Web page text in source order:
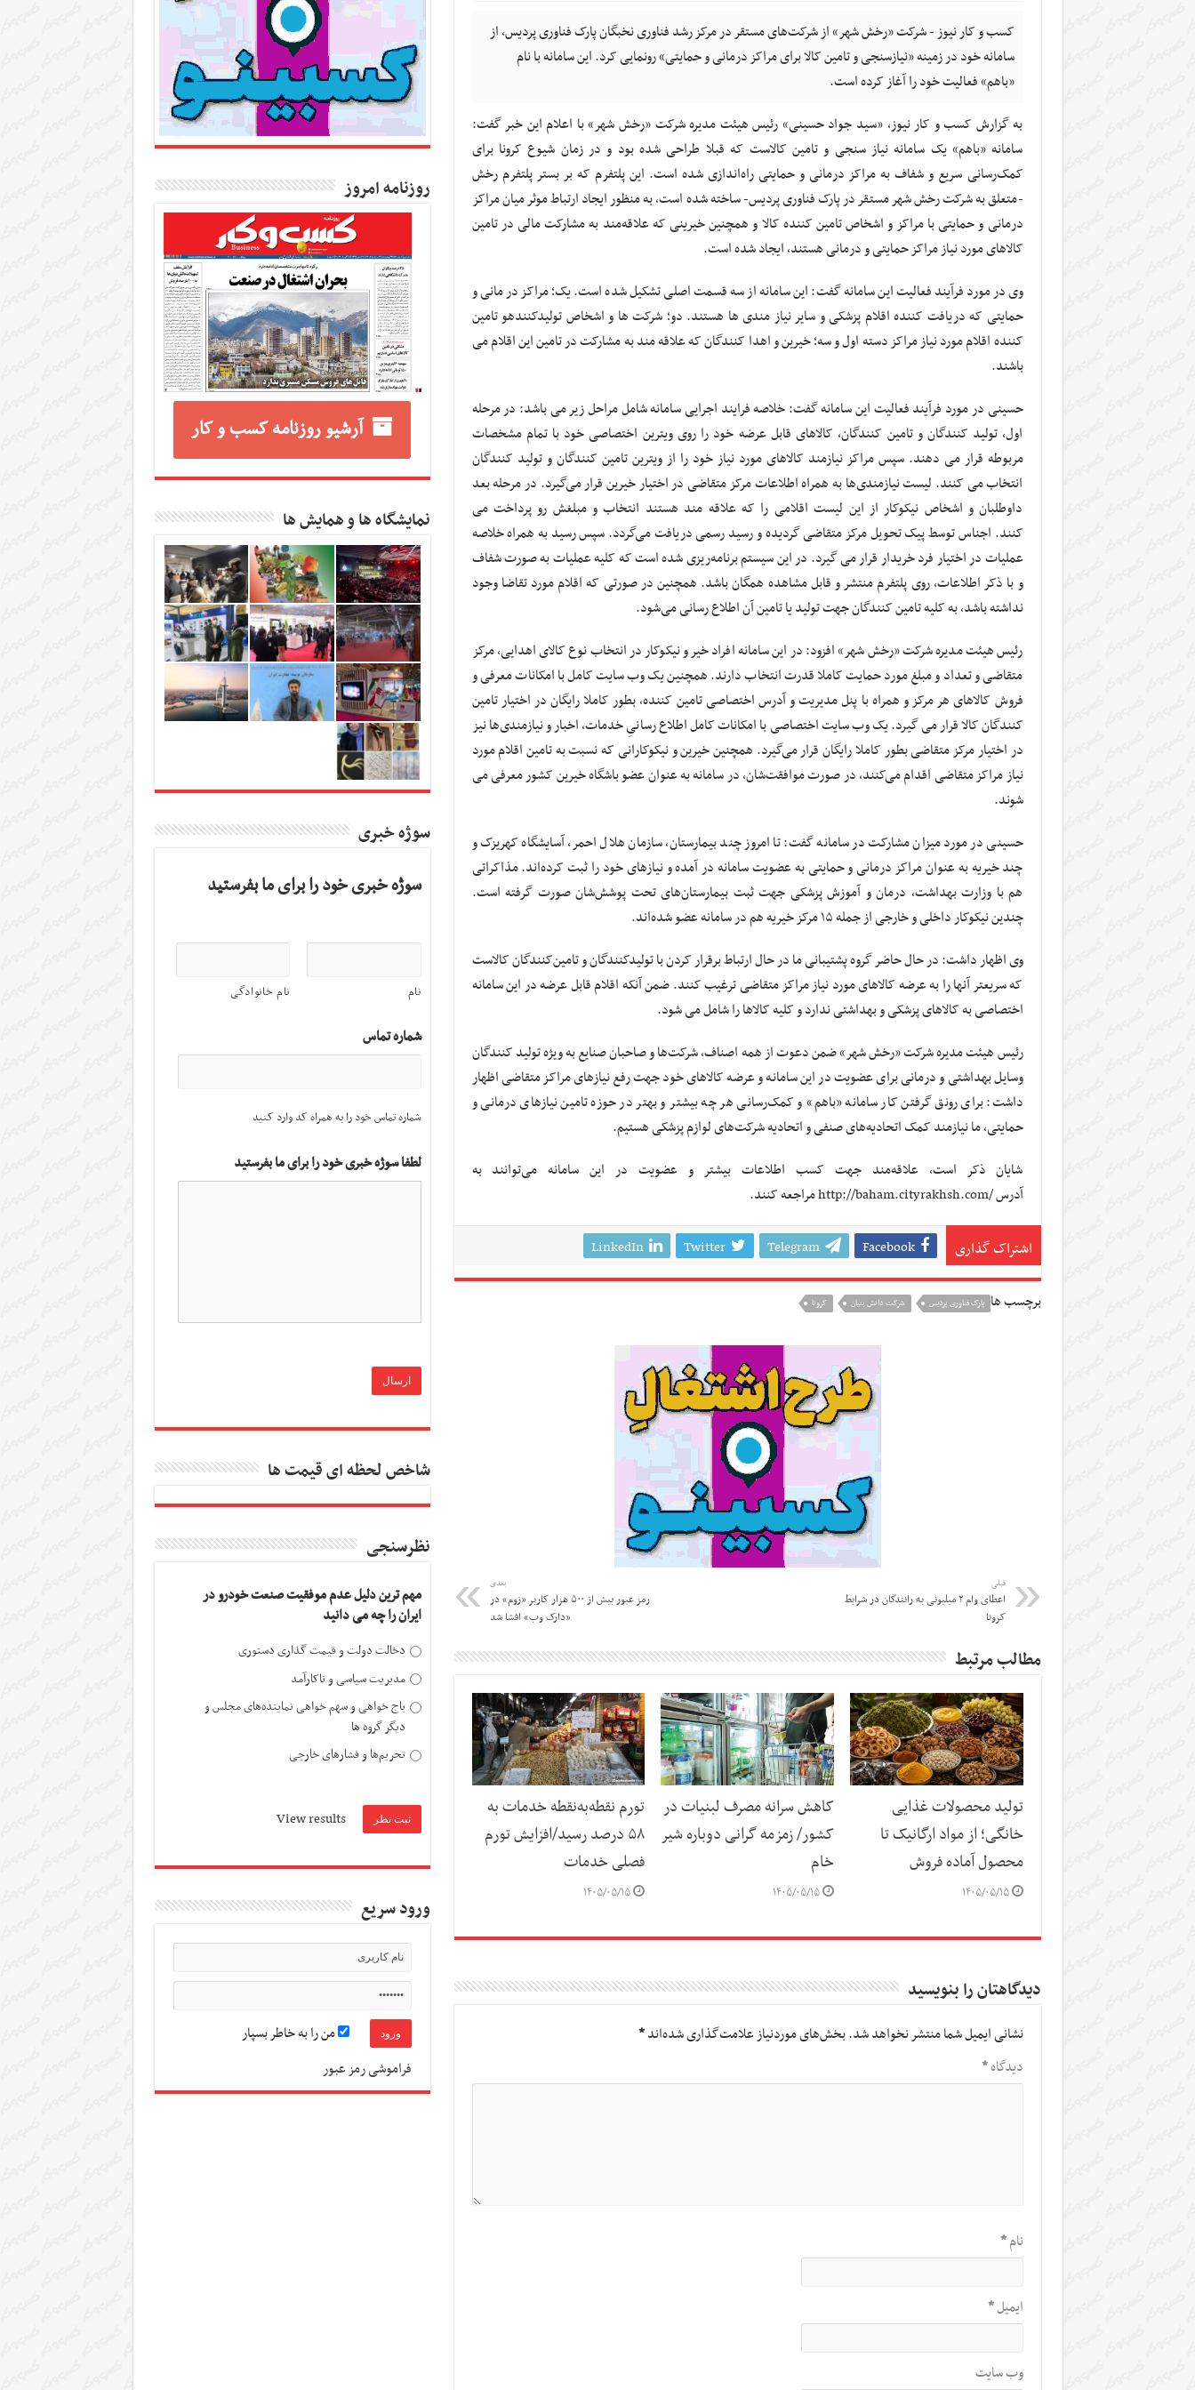
کسب و کار نیوز - شرکت «رخش شهر» از شرکت‌های مستقر در مرکز رشد فناوری نخبگان پارک فناوری پردیس، از
سامانه خود در زمینه «نیازسنجی و تامین کالا برای مراکز درمانی و حمایتی» رونمایی کرد. این سامانه با نام
«باهم» فعالیت خود را آغاز کرده است.
به گزارش کسب و کار نیوز، «سید جواد حسینی» رئیس هیئت مدیره شرکت «رخش شهر» با اعلام این خبر گفت:
سامانه «باهم» یک سامانه نیاز سنجی و تامین کالاست که قبلا طراحی شده بود و در زمان شیوع کرونا برای
کمک‌رسانی سریع و شفافبه مراکز درمانی و حمایتی راه‌اندازی شده است. این پلتفرم که بر بستر پلتفرم رخش
-متعلق به شرکت رخش شهر مستقر در پارک فناوری پردیس- ساخته شده است، به منظور ایجاد ارتباط موثر میان مراکز
درمانی و حمایتی با مراکز و اشخاص تامین کننده کالا و همچنین خیرینی که علاقه‌مند به مشارکت مالی در تامین
کالاهای مورد نیاز مراکز حمایتی و درمانی هستند، ایجاد شده است.
وی در مورد فرآیند فعالیت این سامانه گفت: این سامانه از سه قسمت اصلی تشکیل شده است. یک؛ مراکز در مانی و
حمایتی که دریافت کننده اقلام پزشکی و سایر نیاز مندی ها هستند. دو؛‌ شرکت ها و اشخاص تولیدکنندهو تامین
کنندهاقلام مورد نیاز مراکز دسته اول و سه؛ خیرین و اهدا کنندگان که علاقه مند به مشارکت در تامین این اقلام می
باشند.
حسینی در مورد فرآیند فعالیت این سامانه گفت: خلاصه فرایند اجرایی سامانه شامل مراحل زیر می باشد: در مرحله
اول، تولید کنندگان و تامین کنندگان، کالاهای قابل عرضه خود را روی ویترین اختصاصی خود با تمام مشخصات
مربوطه قرار می دهند. سپس مراکز نیازمند کالاهای مورد نیاز خود را از ویترین تامین کنندگان و تولید کنندگان
انتخاب می کنند. لیست نیازمندی‌ها به همراه اطلاعات مرکز متقاضی در اختیار خیرین قرار می‌گیرد. در مرحله بعد
داوطلبان و اشخاص نیکوکار از این لیست اقلامی را که علاقه مند هستند انتخاب و مبلغش رو پرداخت می
کنند. اجناس توسط پیک تحویل مرکز متقاضی گردیده و رسید رسمی دریافت می‌گردد. سپس رسید به همراه خلاصه
عملیات در اختیار فرد خریدار قرار می گیرد. در این سیستم برنامه‌ریزی شده است که‌ کلیه عملیات به صورت شفاف
و با ذکر اطلاعات، روی پلتفرم منتشر و قابل مشاهده همگان باشد. همچنین در صورتی که اقلام مورد تقاضا وجود
نداشته باشد، به کلیه تامین کنندگان جهت تولید یا تامین آن اطلاع رسانی می‌شود.
رئیس هیئت مدیره شرکت «رخش شهر» افزود: در این سامانه افراد خیر و نیکوکار در انتخاب نوع کالای اهدایی، مرکز
متقاضی و تعداد و مبلغ مورد حمایت کاملا قدرت انتخاب دارند. همچنین یک وب سایت کامل با امکانات معرفی و
فروش کالاهای هر مرکز و همراه با پنل مدیریت و آدرس اختصاصی تامین کننده، بطور کاملا رایگان در اختیار تامین
کنندگان کالا قرار می گیرد. یک وب سایت اختصاصی با امکانات کامل اطلاع رسانیِ خدمات، اخبار و نیازمندی‌ها نیز
در اختیار مرکز متقاضی بطور کاملا رایگان قرار می‌گیرد. همچنین خیرین و نیکوکارانی که نسبت به تامین اقلام مورد
نیاز مراکز متقاضی اقدام می‌کنند، در صورت موافقت‌شان، در سامانه به عنوان عضو باشگاه خیرین کشور معرفی می
شوند.
حسینی در مورد میزان مشارکت در سامانه گفت: تا امروز چند بیمارستان، سازمان هلال احمر، آسایشگاه کهریزک و
چند خیریه به عنوان مراکز درمانی و حمایتی به عضویت سامانه در آمده و نیازهای خود را ثبت کرده‌اند. مذاکراتی
هم با وزارت بهداشت، درمان و آموزش پزشکی جهت ثبت بیمارستان‌های تحت پوشش‌شان صورت گرفته است.
چندین نیکوکار داخلی و خارجی از جمله ۱۵ مرکز خیریه هم در سامانه عضو شده‌اند.
وی اظهار داشت: در حال حاضر گروه پشتیبانی ما در حال ارتباط برقرار کردن با تولیدکنندگان و تامین‌کنندگان کالاست
که سریعتر آنها را به عرضه کالاهای مورد نیاز مراکز متقاضی ترغیب کنند. ضمن آنکه اقلام قابل عرضه در این سامانه
اختصاصی به کالاهای پزشکی و بهداشتی ندارد و کلیه کالاها را شامل می شود.
رئیس هیئت مدیره شرکت «رخش شهر» ضمن دعوت از همه اصناف، شرکت‌ها و صاحبان صنایع به ویژه تولید کنندگان
وسایل بهداشتی و درمانی برای عضویت در این سامانه و عرضه کالاهای خود جهت رفع نیازهای مراکز متقاضی اظهار
داشت: برای رونق گرفتن کار سامانه «باهم» و کمک‌رسانی هر چه بیشتر و بهتر در حوزه تامین نیازهای درمانی و
حمایتی، ما نیازمند کمک اتحادیه‌های صنفی و اتحادیه شرکت‌های لوازم پزشکی هستیم.
شایان ذکر است، علاقه‌مند جهت کسب اطلاعات بیشتر و عضویت در این سامانه می‌توانند به
آدرسhttp://baham.cityrakhsh.com/مراجعه کنند.
اشتراک گذاری Facebook
Telegram
Twitter
LinkedIn
برچسب ها پارک فناوری پردیس شرکت دانش بنیان کرونا
قبلی
اعطای وام ۲ میلیونی به رانندگان در شرایط
کرونا
بعدی
رمز عبور بیش از ۵۰۰ هزار کاربر «زوم» در
«دارک وب» افشا شد
مطالب مرتبط
تولید محصولات غذایی
خانگی؛ از مواد ارگانیک تا
محصول آماده فروش
۱۴۰۵/۰۵/۱۵
کاهش سرانه مصرف لبنیات در
کشور/ زمزمه گرانی دوباره شیر
خام
۱۴۰۵/۰۵/۱۵
تورم نقطه‌به‌نقطه خدمات به
۵۸ درصد رسید/افزایش تورم
فصلی خدمات
۱۴۰۵/۰۵/۱۵
دیدگاهتان را بنویسید
نشانی ایمیل شما منتشر نخواهد شد.بخش‌های موردنیاز علامت‌گذاری شده‌اند*
دیدگاه*
نام*
ایمیل*
وب‌ سایت
روزنامه امروز
آرشیو روزنامه کسب و کار
نمایشگاه ها و همایش ها
سوژه خبری
سوژه خبری خود را برای ما بفرستید
نام نام خانوادگی
شماره تماس
شماره تماس خود را به همراه کد وارد کنید
لطفا سوژه خبری خود را برای ما بفرستید
شاخص لحظه ای قیمت ها
نظرسنجی
مهم ترین دلیل عدم موفقیت صنعت خودرو در
ایران را چه می دانید
دخالت دولت و قیمت گذاری دستوری
مدیریت سیاسی و ناکارآمد
باج خواهی و سهم خواهی نماینده‌های مجلس و
دیگر گروه ها
تحریم‌ها و فشارهای خارجی
View results
ورود سریع
من را به خاطر بسپار
فراموشی رمز عبور